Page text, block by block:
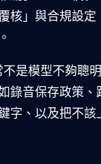
核」與合規設定
是模型不夠聰
錄音保存政策、
字、以及把不該